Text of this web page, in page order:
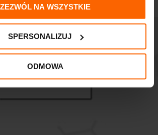
ZEZWÓL NA WSZYSTKIE
SPERSONALIZUJ
ODMOWA